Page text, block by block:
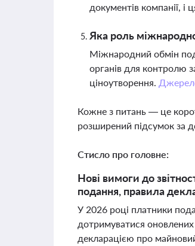
документів компанії, і
Яка роль
Міжнародний обмін
органів для контролю
ціноутворення.
Кожне з питань — це
розширений підсумок за
Стисло про головне:
Нові вимоги до
подання, правила
У 2026 році платники
дотримуватися
декларацією про